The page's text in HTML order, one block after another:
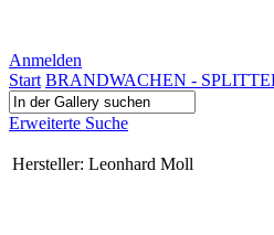
Anmelden
Start BRANDWACHEN -
Erweiterte Suche
Hersteller: Leonhard Moll